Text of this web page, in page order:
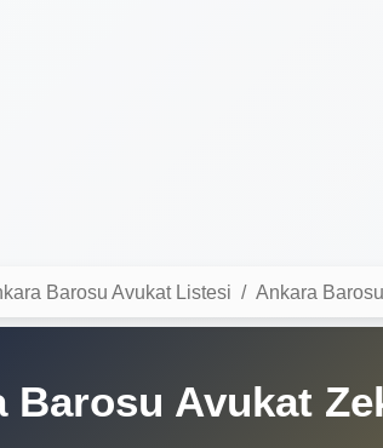
Barosu Avukat Listesi Ankara
Barosu Avukat